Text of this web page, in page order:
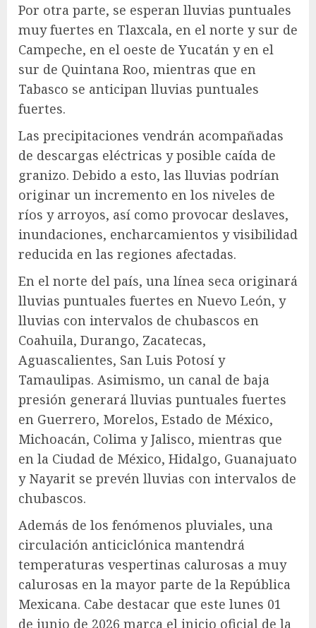
Por otra parte, se esperan lluvias puntuales
muy fuertes en Tlaxcala, en el norte y sur de
Campeche, en el oeste de Yucatán y en el
sur de Quintana Roo, mientras que en
Tabasco se anticipan lluvias puntuales
fuertes.
Las precipitaciones vendrán acompañadas
de descargas eléctricas y posible caída de
granizo. Debido a esto, las lluvias podrían
originar un incremento en los niveles de
ríos y arroyos, así como provocar deslaves,
inundaciones, encharcamientos y visibilidad
reducida en las regiones afectadas.
En el norte del país, una línea seca originará
lluvias puntuales fuertes en Nuevo León, y
lluvias con intervalos de chubascos en
Coahuila, Durango, Zacatecas,
Aguascalientes, San Luis Potosí y
Tamaulipas. Asimismo, un canal de baja
presión generará lluvias puntuales fuertes
en Guerrero, Morelos, Estado de México,
Michoacán, Colima y Jalisco, mientras que
en la Ciudad de México, Hidalgo, Guanajuato
y Nayarit se prevén lluvias con intervalos de
chubascos.
Además de los fenómenos pluviales, una
circulación anticiclónica mantendrá
temperaturas vespertinas calurosas a muy
calurosas en la mayor parte de la República
Mexicana. Cabe destacar que este lunes 01
de junio de 2026 marca el inicio oficial de la